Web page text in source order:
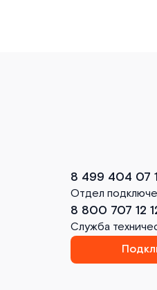
8 499 404 07
Отдел
8 800 707 12
Служба